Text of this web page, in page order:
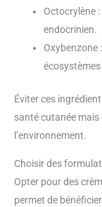
Octocrylène
endocrinien.
Oxybenzone
Éviter ces
santé cutanée
l’environnement.
Choisir des
Opter pour des
permet de